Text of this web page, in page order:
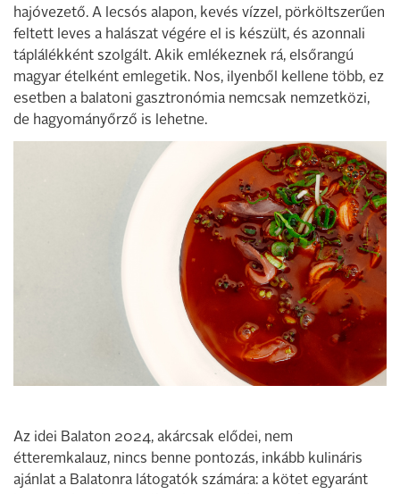
hajóvezető. A lecsós alapon, kevés vízzel, pörköltszerűen
feltett leves a halászat végére el is készült, és azonnali
táplálékként szolgált. Akik emlékeznek rá, elsőrangú
magyar ételként emlegetik. Nos, ilyenből kellene több, ez
esetben a balatoni gasztronómia nemcsak nemzetközi,
de hagyományőrző is lehetne.
Az idei Balaton 2024, akárcsak elődei, nem
étteremkalauz, nincs benne pontozás, inkább kulináris
ajánlat a Balatonra látogatók számára: a kötet egyaránt